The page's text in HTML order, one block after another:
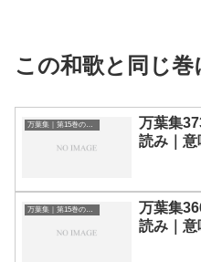
この和歌と同じ
万葉集｜第15巻の和歌一覧
万葉集
読み｜意
万葉集｜第15巻の和歌一覧
万葉集
読み｜意